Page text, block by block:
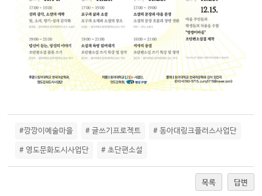
#깡깡이예술마을 # 글쓰기프로젝트 # 동아대링크플러스사업단
# 영도문화도시사업단 # 초단편소설
목록 답변